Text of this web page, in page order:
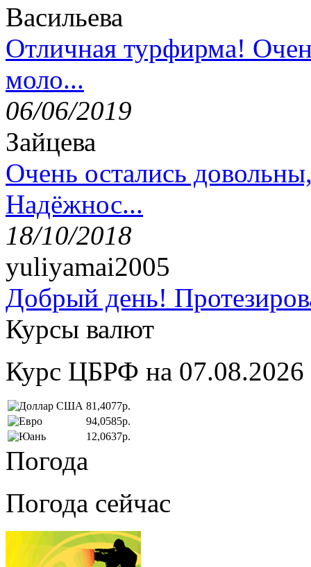
Васильева
Отличная турфирма!
моло...
06/06/2019
Зайцева
Очень остались
Надёжнос...
18/10/2018
yuliyamai2005
Добрый день!
Курсы валют
Курс ЦБРФ на 07.08.2026
81,4077р.
94,0585р.
12,0637р.
Погода
Погода сейчас